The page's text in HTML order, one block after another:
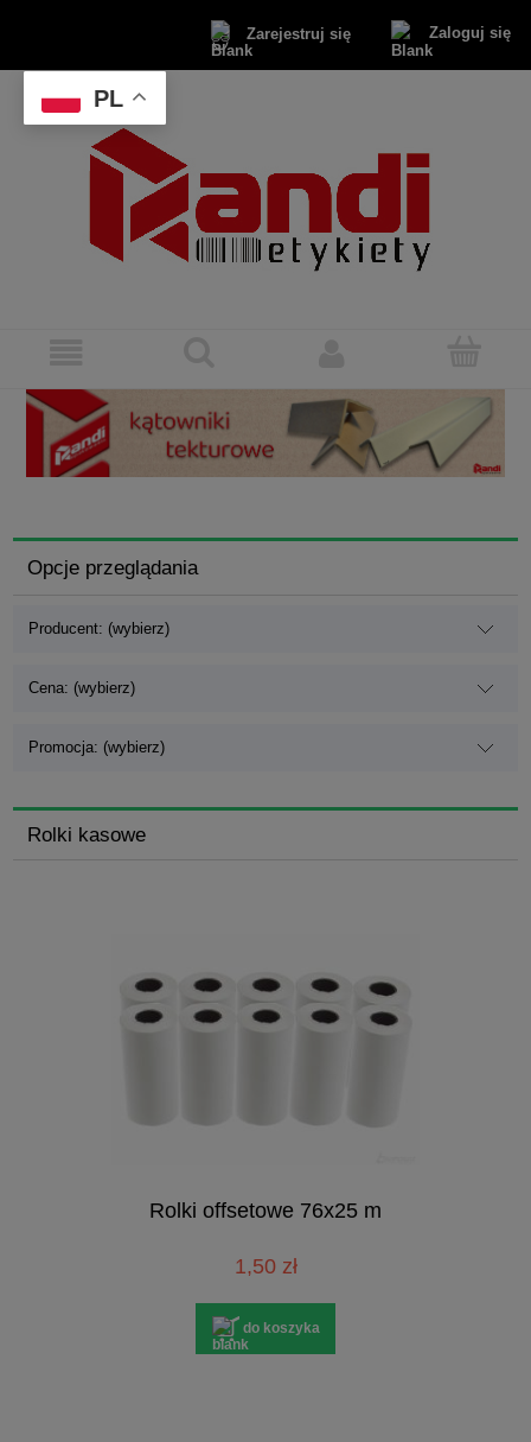
Zarejestruj się Zaloguj się
Opcje przeglądania
Producent: (wybierz)
Cena: (wybierz)
Promocja: (wybierz)
Rolki kasowe
Rolki offsetowe 76x25 m
1,50 zł
do koszyka
PL